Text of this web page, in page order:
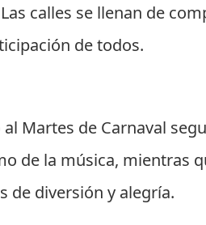
calles se llenan de
de todos.
Martes de Carnaval
de la música, mientras
de diversión y alegría.